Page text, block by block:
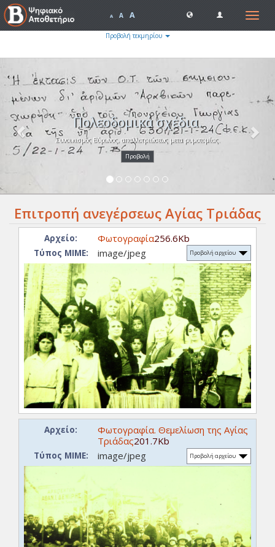
Toggle
A A A
Προβολή τεκμηρίου
Πολεοδομικά σχέδια.
Συνοικισμός Βύρωνος, απαλλοτριώσεως μετα ρυμοτομίας.
Προβολή
Επιτροπή ανεγέρσεως Αγίας Τριάδας
Αρχείο: Φωτογραφία256.6Kb
Προβολή αρχείου
Τύπος ΜΙΜΕ: image/jpeg
Αρχείο:
Φωτογραφία. Θεμελίωση της Αγίας
Τριάδας201.7Kb
Προβολή αρχείου
Τύπος ΜΙΜΕ: image/jpeg